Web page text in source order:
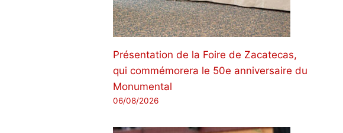
Présentation de la Foire de Zacatecas,
qui commémorera le 50e anniversaire du
Monumental
06/08/2026